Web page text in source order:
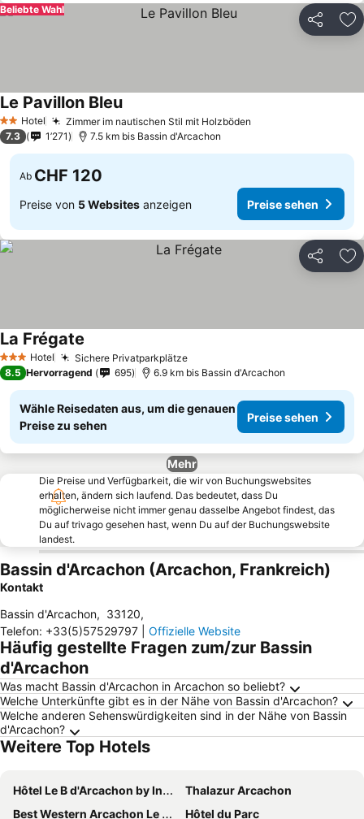
Teilen
Beliebte Wahl
2 Sterne
Hotel Zimmer im nautischen Stil mit Holzböden
Le Pavillon BleuPreise sehen
7.3 1’271 7.5 km bis Bassin d'Arcachon
Ab CHF 120
Preise von 5 Websites anzeigen Preise sehen
Teilen
3 SterneHotel Sichere PrivatparkplätzePreise sehen
La Frégate
8.5 Hervorragend 695 6.9 km bis Bassin d'Arcachon
Wähle Reisedaten aus, um die genauen
Preise zu sehen
Preise sehen
Mehr
Die Preise und Verfügbarkeit, die wir von Buchungswebsites
erhalten, ändern sich laufend. Das bedeutet, dass Du
möglicherweise nicht immer genau dasselbe Angebot findest, das
Du auf trivago gesehen hast, wenn Du auf der Buchungswebsite
landest.
Bassin d'Arcachon (Arcachon, Frankreich)
Kontakt
Bassin d'Arcachon, 33120,
Telefon: +33(5)57529797 Offizielle Website
Häufig gestellte Fragen zum/zur Bassin
d'Arcachon
Was macht Bassin d'Arcachon in Arcachon so beliebt?
Welche Unterkünfte gibt es in der Nähe von Bassin d'Arcachon?
Welche anderen Sehenswürdigkeiten sind in der Nähe von Bassin
d'Arcachon?
Weitere Top Hotels
Hôtel Le B d'Arcachon by Inwood Hotels
Thalazur Arcachon
Best Western Arcachon Le Port
Hôtel du Parc